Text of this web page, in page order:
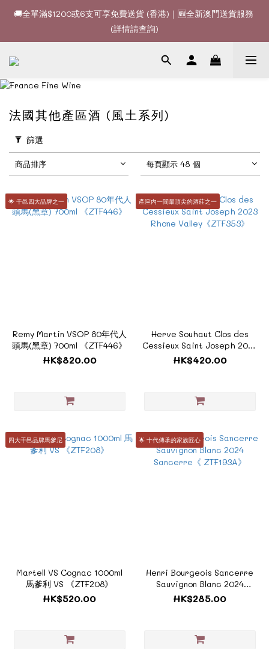
🚚全單滿$1200或6支可享免費送貨 (香港)｜🆕全新澳門送貨服務
(詳情請查詢)
🚚全單滿$1200或6支可享免費送貨 (香港)｜🆕全新澳門送貨服務
(詳情請查詢)
🍷酒款、優惠經常更新，請時刻追蹤我地😊｜🤵👰Wine Couple
(詳情請查詢)
法國其他產區酒 (風土系列)
篩選
商品排序 每頁顯示 48 個
🌟 干邑四大品牌之一
Remy Martin VSOP 80年代人
頭馬(黑章) 700ml 《ZTF446》
HK$820.00
產區內一間最頂尖的酒莊之一
Herve Souhaut Clos des
Cessieux Saint Joseph 2023
Rhone Valley《ZTF353》
HK$420.00
四大干邑品牌馬爹尼
Martell VS Cognac 1000ml
馬爹利 VS 《ZTF208》
HK$520.00
🌟 十代傳承的家族匠心
Henri Bourgeois Sancerre
Sauvignon Blanc 2024
Sancerre《 ZTF193A》
HK$285.00